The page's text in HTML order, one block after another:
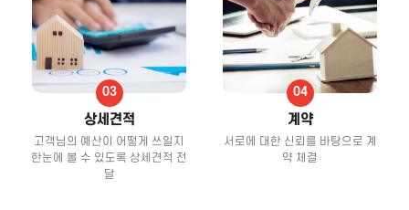
상세견적
고객님의 예산이 어떻게 쓰일지
한눈에 볼 수 있도록 상세견적 전
달
계약
서로에 대한 신뢰를 바탕으로 계
약 체결